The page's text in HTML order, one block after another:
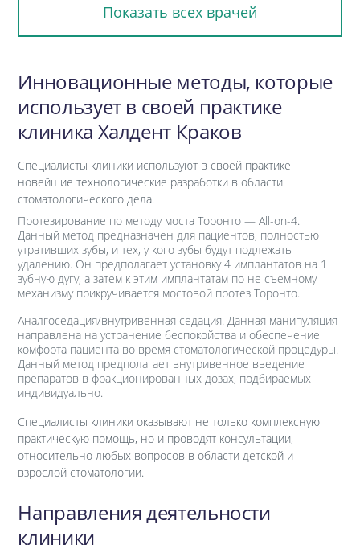
Показать всех врачей
Инновационные методы, которые
использует в своей практике
клиника Халдент Краков
Специалисты клиники используют в своей практике
новейшие технологические разработки в области
стоматологического дела.
Протезирование по методу моста Торонто — All-on-4.
Данный метод предназначен для пациентов, полностью
утративших зубы, и тех, у кого зубы будут подлежать
удалению. Он предполагает установку 4 имплантатов на 1
зубную дугу, а затем к этим имплантатам по не съемному
механизму прикручивается мостовой протез Торонто.
Аналгоседация/внутривенная седация. Данная манипуляция
направлена на устранение беспокойства и обеспечение
комфорта пациента во время стоматологической процедуры.
Данный метод предполагает внутривенное введение
препаратов в фракционированных дозах, подбираемых
индивидуально.
Специалисты клиники оказывают не только комплексную
практическую помощь, но и проводят консультации,
относительно любых вопросов в области детской и
взрослой стоматологии.
Направления деятельности
клиники